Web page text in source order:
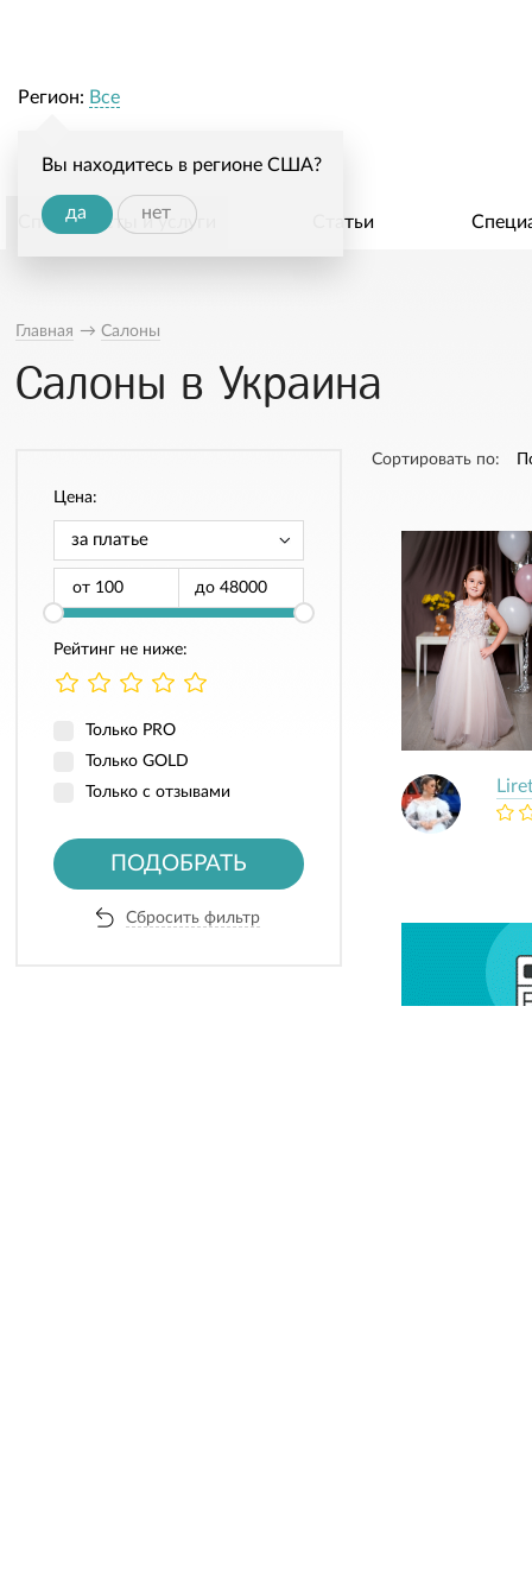
Регион: Все
Вы находитесь в регионе США?
да нет
Специалисты и услуги Статьи
Главная → Салоны
Салоны в Украина
Цена:
от до
Рейтинг не ниже:
Только PRO
Только GOLD
Только с отзывами
ПОДОБРАТЬ
Сбросить фильтр
Сортировать по: